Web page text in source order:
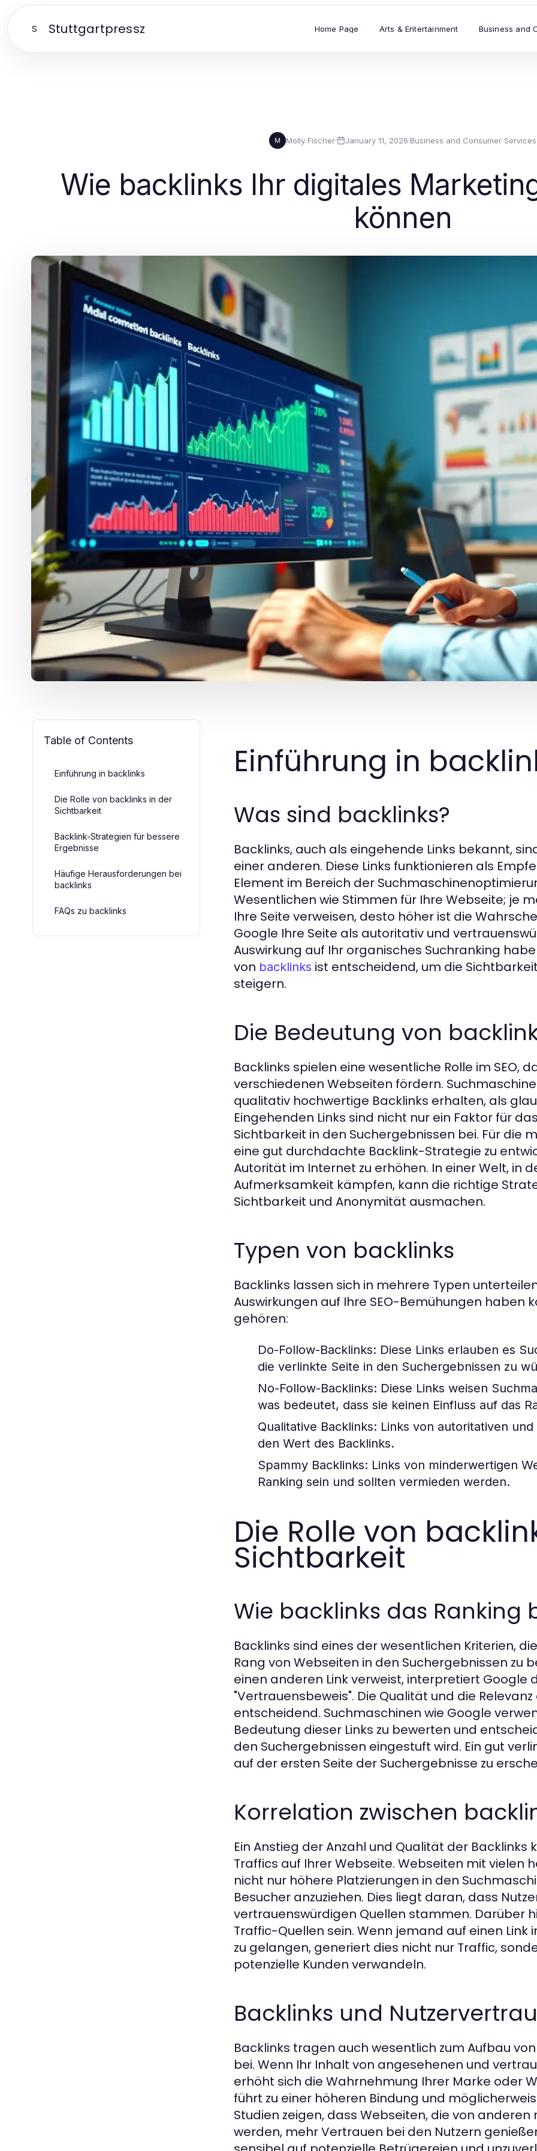
S Stuttgartpressz Home Page Arts & Entertainment Business and
M Molly Fischer· January 11, 2026·Business and Consumer Services
Wie backlinks Ihr digitales
können
Table of Contents
Einführung in backlinks
Die Rolle von backlinks in der
Sichtbarkeit
Backlink-Strategien für bessere
Ergebnisse
Häufige Herausforderungen bei
backlinks
FAQs zu backlinks
Einführung in
Was sind backlinks?
Backlinks, auch als eingehende Links bekannt,
einer anderen. Diese Links funktionieren als
Element im Bereich der
Wesentlichen wie Stimmen für Ihre Webseite; je
Ihre Seite verweisen, desto höher ist die
Google Ihre Seite als autoritativ und
Auswirkung auf Ihr organisches Suchranking
von backlinks ist entscheidend, um die
steigern.
Die Bedeutung von
Backlinks spielen eine wesentliche Rolle im SEO,
verschiedenen Webseiten fördern.
qualitativ hochwertige Backlinks erhalten, als
Eingehenden Links sind nicht nur ein Faktor für
Sichtbarkeit in den Suchergebnissen bei. Für die
eine gut durchdachte Backlink-Strategie zu
Autorität im Internet zu erhöhen. In einer Welt, in
Aufmerksamkeit kämpfen, kann die richtige
Sichtbarkeit und Anonymität ausmachen.
Typen von backlinks
Backlinks lassen sich in mehrere Typen
Auswirkungen auf Ihre SEO-Bemühungen haben
gehören:
Do-Follow-Backlinks: Diese Links erlauben es
die verlinkte Seite in den Suchergebnissen zu
No-Follow-Backlinks: Diese Links weisen
was bedeutet, dass sie keinen Einfluss auf das
Qualitative Backlinks: Links von autoritativen
den Wert des Backlinks.
Spammy Backlinks: Links von minderwertigen
Ranking sein und sollten vermieden werden.
Die Rolle von
Sichtbarkeit
Wie backlinks das Ranking
Backlinks sind eines der wesentlichen Kriterien,
Rang von Webseiten in den Suchergebnissen zu
einen anderen Link verweist, interpretiert Google
"Vertrauensbeweis". Die Qualität und die
entscheidend. Suchmaschinen wie Google
Bedeutung dieser Links zu bewerten und
den Suchergebnissen eingestuft wird. Ein gut
auf der ersten Seite der Suchergebnisse zu
Korrelation zwischen
Ein Anstieg der Anzahl und Qualität der
Traffics auf Ihrer Webseite. Webseiten mit vielen
nicht nur höhere Platzierungen in den
Besucher anzuziehen. Dies liegt daran, dass
vertrauenswürdigen Quellen stammen. Darüber
Traffic-Quellen sein. Wenn jemand auf einen Link
zu gelangen, generiert dies nicht nur Traffic,
potenzielle Kunden verwandeln.
Backlinks und
Backlinks tragen auch wesentlich zum Aufbau
bei. Wenn Ihr Inhalt von angesehenen und
erhöht sich die Wahrnehmung Ihrer Marke oder
führt zu einer höheren Bindung und
Studien zeigen, dass Webseiten, die von
werden, mehr Vertrauen bei den Nutzern